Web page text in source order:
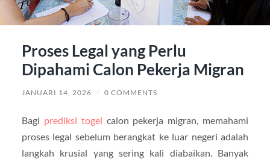
Proses Legal yang Perlu
Dipahami Calon Pekerja Migran
JANUARI 14, 2026 / 0 COMMENTS
Bagi prediksi togel calon pekerja migran, memahami
proses legal sebelum berangkat ke luar negeri adalah
langkah krusial yang sering kali diabaikan. Banyak